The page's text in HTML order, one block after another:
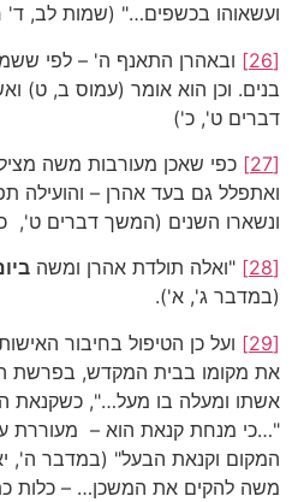
ועשאוהו בכשפים…" (שמות לב,
[26]
ובאהרן התאנף ה' – לפי
בנים. וכן הוא אומר (עמוס ב, ט)
דברים ט', כ')
[27]
כפי שאכן מעורבות משה
ואתפלל גם בעד אהרן – והועילה
ונשארו השנים (המשך דברים ט',
[28]
"ואלה תולדת אהרן ומשה
(במדבר ג', א').
[29]
ועל כן הטיפול בחיבור
את מקומו בבית המקדש, בפרשת
אשתו ומעלה בו מעל…", כשקנאת
"…כי מנחת קנאת הוא – מעוררת
המקום וקנאת הבעל" (במדבר ה', יא
משה להקים את המשכן… – כלות